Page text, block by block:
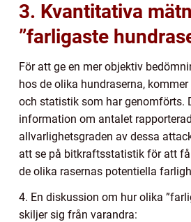
3. Kvantitativa
”farligaste
För att ge en mer objektiv
hos de olika hundraserna,
och statistik som har genomförts.
information om antalet
allvarlighetsgraden av dessa
att se på bitkraftsstatistik för att
de olika rasernas potentiella
4. En diskussion om hur olika
skiljer sig från varandra: